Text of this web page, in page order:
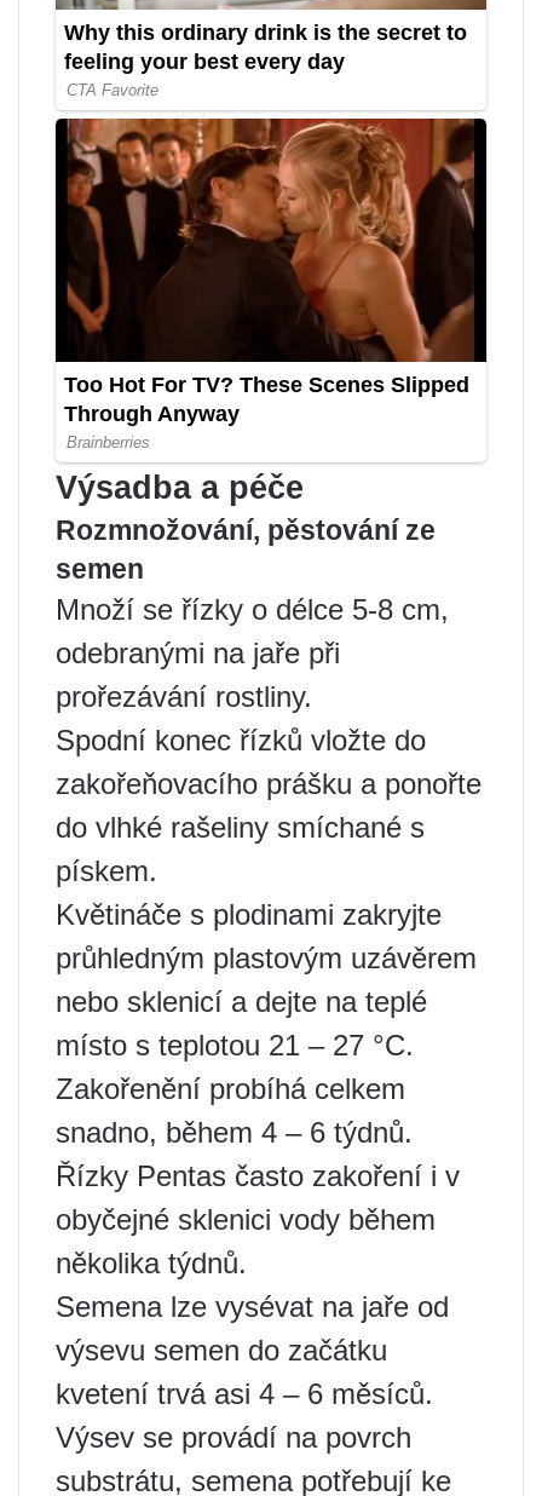
Výsadba a péče
Rozmnožování, pěstování ze
semen
Množí se řízky o délce 5-8 cm,
odebranými na jaře při
prořezávání rostliny.
Spodní konec řízků vložte do
zakořeňovacího prášku a ponořte
do vlhké rašeliny smíchané s
pískem.
Květináče s plodinami zakryjte
průhledným plastovým uzávěrem
nebo sklenicí a dejte na teplé
místo s teplotou 21 – 27 °C.
Zakořenění probíhá celkem
snadno, během 4 – 6 týdnů.
Řízky Pentas často zakoření i v
obyčejné sklenici vody během
několika týdnů.
Semena lze vysévat na jaře od
výsevu semen do začátku
kvetení trvá asi 4 – 6 měsíců.
Výsev se provádí na povrch
substrátu, semena potřebují ke